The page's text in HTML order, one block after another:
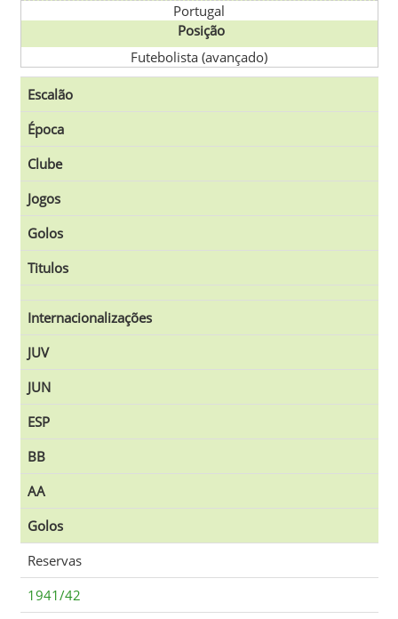
Portugal
Posição
Futebolista (avançado)
Escalão
Época
Clube
Jogos
Golos
Titulos
Internacionalizações
JUV
JUN
ESP
BB
AA
Golos
Reservas
1941/42